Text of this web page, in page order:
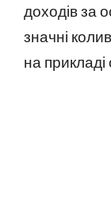
доходів за
значні
на